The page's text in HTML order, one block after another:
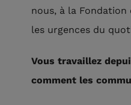
nous, à la Fondation
les urgences du
Vous travaillez
comment les